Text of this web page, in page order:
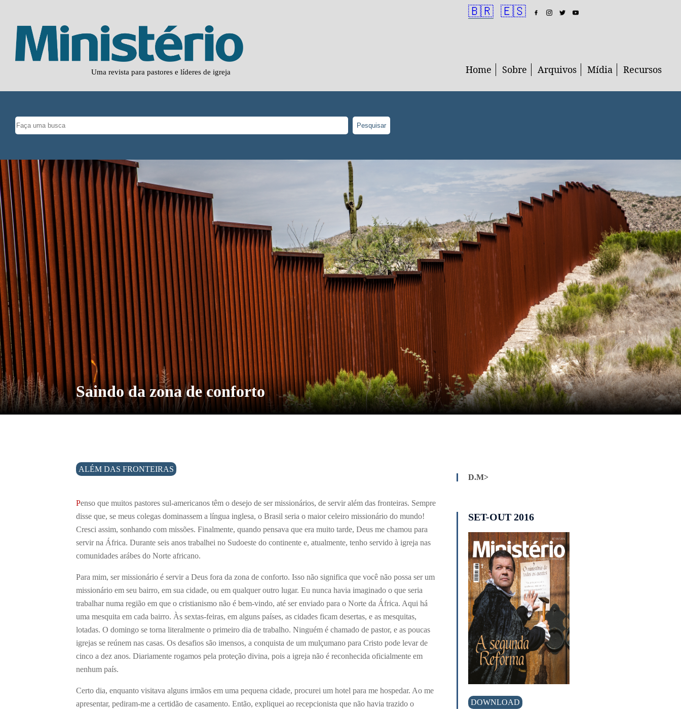
Uma revista para pastores e líderes de igreja Home Sobre Arquivos Mídia Recursos
🇧🇷 🇪🇸
Pesquisar
Saindo da zona de conforto
ALÉM DAS FRONTEIRAS
Penso que muitos pastores sul-americanos têm o desejo de ser missionários, de servir além das fronteiras. Sempre
disse que, se meus colegas dominassem a língua inglesa, o Brasil seria o maior celeiro missionário do mundo!
Cresci assim, sonhando com missões. Finalmente, quando pensava que era muito tarde, Deus me chamou para
servir na África. Durante seis anos trabalhei no Sudoeste do continente e, atualmente, tenho servido à igreja nas
comunidades arábes do Norte africano.
Para mim, ser missionário é servir a Deus fora da zona de conforto. Isso não significa que você não possa ser um
missionário em seu bairro, em sua cidade, ou em qualquer outro lugar. Eu nunca havia imaginado o que seria
trabalhar numa região em que o cristianismo não é bem-vindo, até ser enviado para o Norte da África. Aqui há
uma mesquita em cada bairro. Às sextas-feiras, em alguns países, as cidades ficam desertas, e as mesquitas,
lotadas. O domingo se torna literalmente o primeiro dia de trabalho. Ninguém é chamado de pastor, e as poucas
igrejas se reúnem nas casas. Os desafios são imensos, a conquista de um mulçumano para Cristo pode levar de
cinco a dez anos. Diariamente rogamos pela proteção divina, pois a igreja não é reconhecida oficialmente em
nenhum país.
Certo dia, enquanto visitava alguns irmãos em uma pequena cidade, procurei um hotel para me hospedar. Ao me
apresentar, pediram-me a certidão de casamento. Então, expliquei ao recepcionista que não havia trazido o
D.M>
SET-OUT 2016
DOWNLOAD